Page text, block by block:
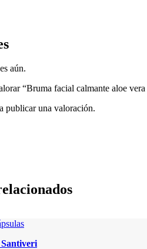
aún.
“Bruma facial calmante aloe vera
publicar una valoración.
Santiveri